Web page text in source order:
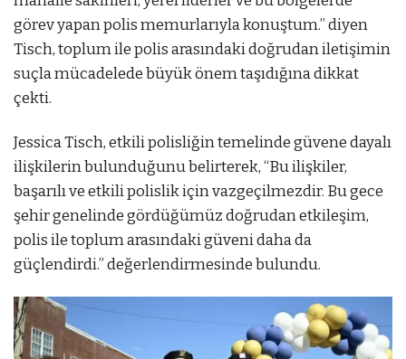
görev yapan polis memurlarıyla konuştum.” diyen
Tisch, toplum ile polis arasındaki doğrudan iletişimin
suçla mücadelede büyük önem taşıdığına dikkat
çekti.
Jessica Tisch, etkili polisliğin temelinde güvene dayalı
ilişkilerin bulunduğunu belirterek, “Bu ilişkiler,
başarılı ve etkili polislik için vazgeçilmezdir. Bu gece
şehir genelinde gördüğümüz doğrudan etkileşim,
polis ile toplum arasındaki güveni daha da
güçlendirdi.” değerlendirmesinde bulundu.